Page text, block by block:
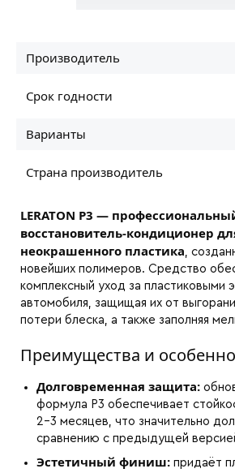
Производитель
Срок годности
Варианты
Страна производитель
LERATON P3 —
восстановитель-кондиционер
неокрашенного пластика,
новейших полимеров. Средство
комплексный уход за пластиковыми
автомобиля, защищая их от
потери блеска, а также заполняя
Преимущества и
Долговременная защита:
формула P3 обеспечивает
2–3 месяцев, что значительно
сравнению с предыдущей
Эстетичный финиш: придаёт